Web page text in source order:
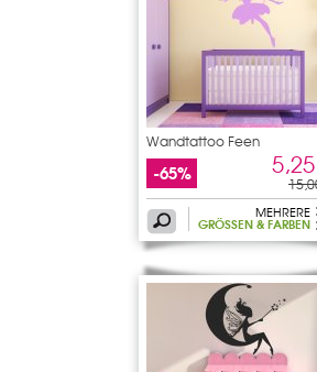
Wandtattoo Feen
-65%
MEHRERE
GRÖSSEN & FARBEN